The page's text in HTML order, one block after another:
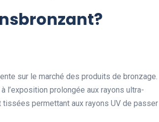
sur le marché des produits de bronzage.
l’exposition prolongée aux rayons ultra-
permettant aux rayons UV de passer